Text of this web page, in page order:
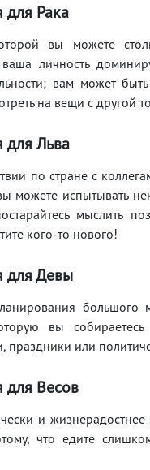
для Рака
вы можете
личность
вам может
на вещи с другой
для Льва
по стране с
можете испытывать
мыслить
кого-то нового!
для Девы
большого
вы
праздники или
для Весов
и
что едите